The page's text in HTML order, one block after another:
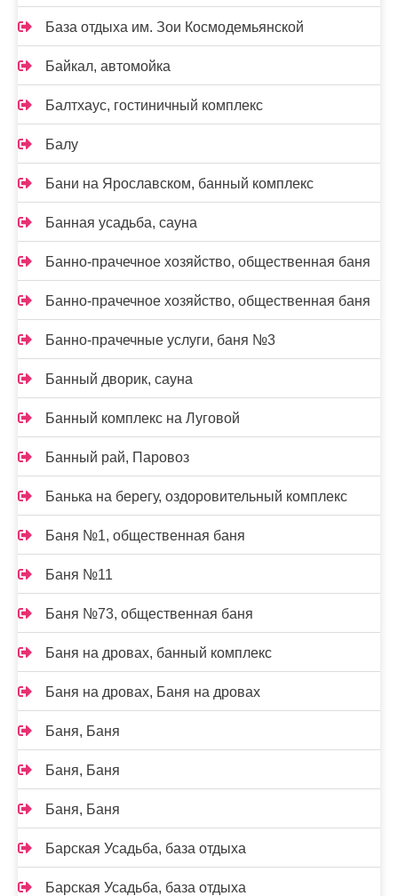
База отдыха им. Зои Космодемьянской
Байкал, автомойка
Балтхаус, гостиничный комплекс
Балу
Бани на Ярославском, банный комплекс
Банная усадьба, сауна
Банно-прачечное хозяйство, общественная баня
Банно-прачечное хозяйство, общественная баня
Банно-прачечные услуги, баня №3
Банный дворик, сауна
Банный комплекс на Луговой
Банный рай, Паровоз
Банька на берегу, оздоровительный комплекс
Баня №1, общественная баня
Баня №11
Баня №73, общественная баня
Баня на дровах, банный комплекс
Баня на дровах, Баня на дровах
Баня, Баня
Баня, Баня
Баня, Баня
Барская Усадьба, база отдыха
Барская Усадьба, база отдыха